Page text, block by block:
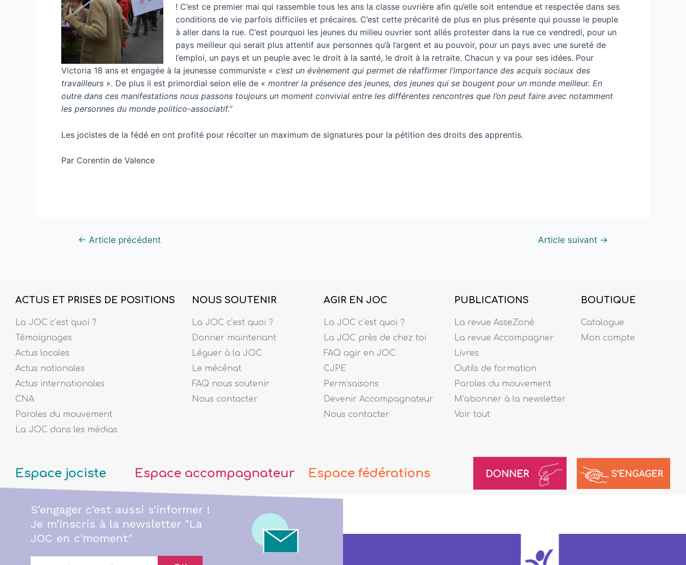
! C’est ce premier mai qui rassemble tous les ans la classe ouvrière afin qu’elle soit entendue et respectée dans ses
conditions de vie parfois difficiles et précaires. C’est cette précarité de plus en plus présente qui pousse le peuple
à aller dans la rue. C’est pourquoi les jeunes du milieu ouvrier sont allés protester dans la rue ce vendredi, pour un
pays meilleur qui serait plus attentif aux personnes qu’à l’argent et au pouvoir, pour un pays avec une sureté de
l’emploi, un pays et un peuple avec le droit à la santé, le droit à la retraite. Chacun y va pour ses idées. Pour
Victoria 18 ans et engagée à la jeunesse communiste « c’est un évènement qui permet de réaffirmer l’importance des acquis sociaux des
travailleurs ». De plus il est primordial selon elle de « montrer la présence des jeunes, des jeunes qui se bougent pour un monde meilleur. En
outre dans ces manifestations nous passons toujours un moment convivial entre les différentes rencontres que l’on peut faire avec notamment
les personnes du monde politico-associatif.”
Les jocistes de la fédé en ont profité pour récolter un maximum de signatures pour la pétition des droits des apprentis.
Par Corentin de Valence
← Article précédent Article suivant →
ACTUS ET PRISES DE POSITIONS
La JOC c’est quoi ?
Témoignages
Actus locales
Actus nationales
Actus internationales
CNA
Paroles du mouvement
La JOC dans les médias
NOUS SOUTENIR
La JOC c’est quoi ?
Donner maintenant
Léguer à la JOC
Le mécénat
FAQ nous soutenir
Nous contacter
AGIR EN JOC
La JOC c’est quoi ?
La JOC près de chez toi
FAQ agir en JOC
CJPE
Perm’saisons
Devenir Accompagnateur
Nous contacter
PUBLICATIONS
La revue AsseZoné
La revue Accompagner
Livres
Outils de formation
Paroles du mouvement
M’abonner à la newsletter
Voir tout
BOUTIQUE
Catalogue
Mon compte
Espace jociste Espace accompagnateur Espace fédérations
S’engager c’est aussi s’informer !
Je m’inscris à la newsletter "La
JOC en c'moment"